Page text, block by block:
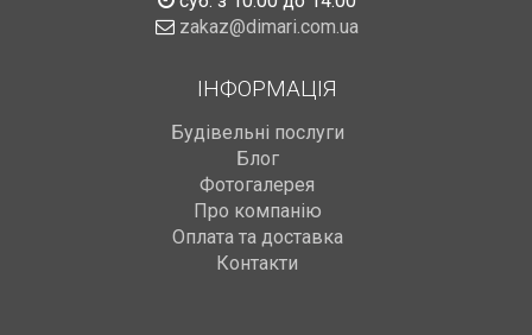
zakaz@dimari.com.ua
ІНФОРМАЦІЯ
Будівельні послуги
Блог
Фотогалерея
Про компанію
Оплата та доставка
Контакти